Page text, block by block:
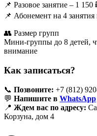
📌 Разовое занятие – 1 150
📌 Абонемент на 4
👥 Размер групп
Мини-группы до 8 детей,
внимание
Как записаться?
📞 Позвоните: +7 (812)
💬 Напишите в WhatsApp
📍 Ждем вас по адресу:
Корзуна, дом 4